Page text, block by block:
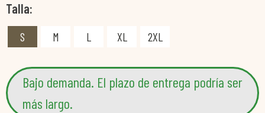
Talla
S M L XL 2XL
Bajo demanda. El plazo de entrega podría ser
más largo.